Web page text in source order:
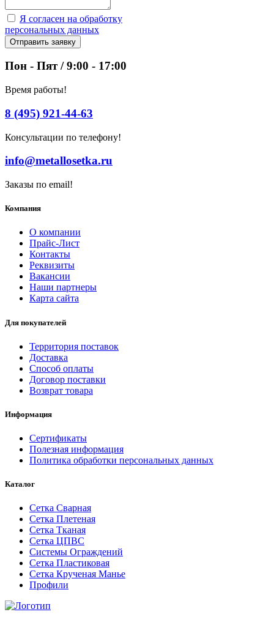
Я согласен на обработку
персональных данных
Отправить заявку
Пон - Пят / 9:00 - 17:00
Время работы!
8 (495) 921-44-63
Консультации по телефону!
info@metallosetka.ru
Заказы по email!
Компания
О компании
Прайс-Лист
Контакты
Реквизиты
Вакансии
Наши партнеры
Карта сайта
Для покупателей
Территория поставок
Доставка
Способ оплаты
Договор поставки
Возврат товара
Информация
Сертификаты
Полезная информация
Политика обработки персональных данных
Каталог
Сетка Сварная
Сетка Плетеная
Сетка Тканая
Сетка ЦПВС
Системы Ограждений
Сетка Пластиковая
Сетка Крученая Манье
Профили